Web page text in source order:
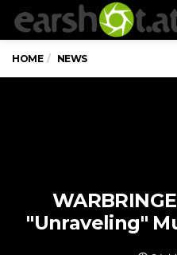
HOME NEWS
"Unraveling"